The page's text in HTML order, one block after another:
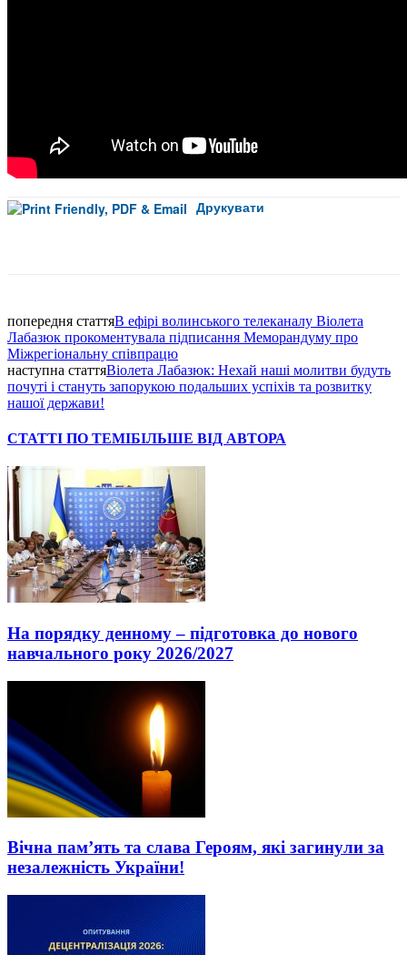
Друкувати
попередня статтяВ ефірі волинського телеканалу Віолета
Лабазюк прокоментувала підписання Меморандуму про
Міжрегіональну співпрацю
наступна статтяВіолета Лабазюк: Нехай наші молитви будуть
почуті і стануть запорукою подальших успіхів та розвитку
нашої держави!
СТАТТІ ПО ТЕМІБІЛЬШЕ ВІД АВТОРА
На порядку денному – підготовка до нового
навчального року 2026/2027
Вічна пам’ять та слава Героям, які загинули за
незалежність України!